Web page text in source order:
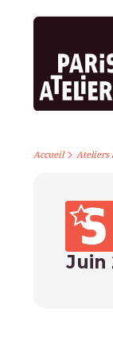
Accueil> Ateliers
Juin